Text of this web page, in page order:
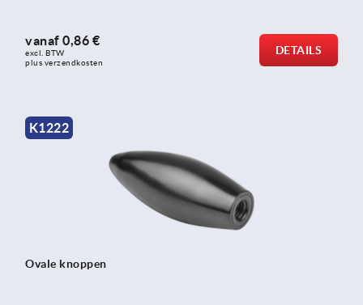
vanaf 0,86 €
excl. BTW
plus verzendkosten
DETAILS
K1222
Ovale knoppen